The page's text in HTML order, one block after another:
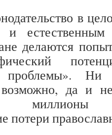
в
и
делаются
проблемы».
возможно, да и
миллионы
потери